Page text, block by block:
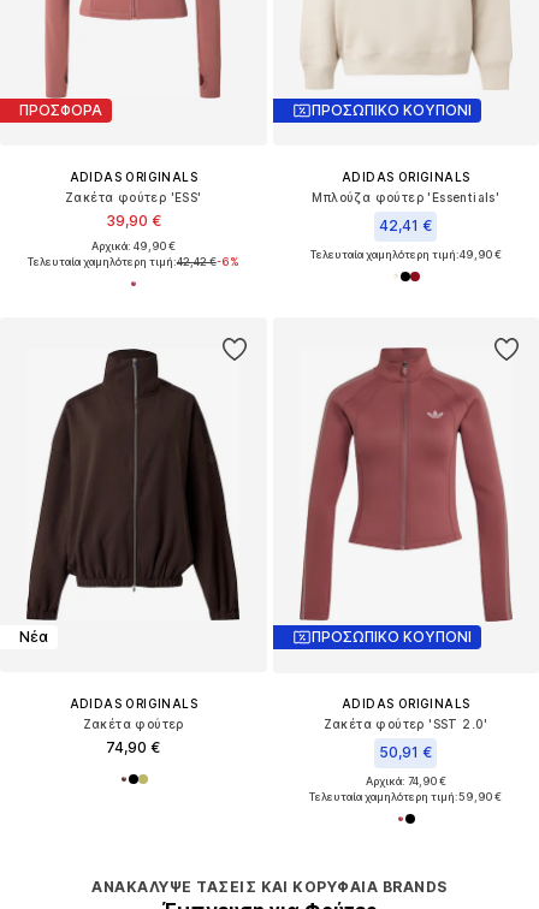
ΠΡΟΣΦΟΡΑ
ADIDAS ORIGINALS
Ζακέτα φούτερ 'ESS'
39,90 €
Αρχικά: 49,90 €
Τελευταία χαμηλότερη τιμή:42,42 €-6%
ΠΡΟΣΩΠΙΚΟ ΚΟΥΠΟΝΙ
ADIDAS ORIGINALS
Μπλούζα φούτερ 'Essentials'
42,41 €
Τελευταία χαμηλότερη τιμή:49,90 €
Νέα
ADIDAS ORIGINALS
Ζακέτα φούτερ
74,90 €
ΑΝΑΚΆΛΥΨΕ ΤΆΣΕΙΣ ΚΑΙ ΚΟΡΥΦΑΊΑ BRANDS
ΠΡΟΣΩΠΙΚΟ ΚΟΥΠΟΝΙ
ADIDAS ORIGINALS
Ζακέτα φούτερ 'SST 2.0'
50,91 €
Αρχικά: 74,90 €
Τελευταία χαμηλότερη τιμή:59,90 €